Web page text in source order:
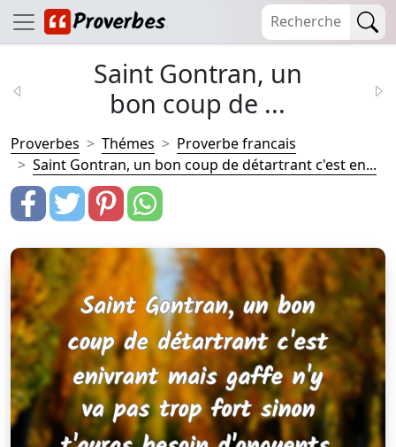
Saint Gontran, un
bon coup de ...
Proverbes Thémes
Proverbe francais
Saint Gontran, un bon coup de détartrant c'est en...